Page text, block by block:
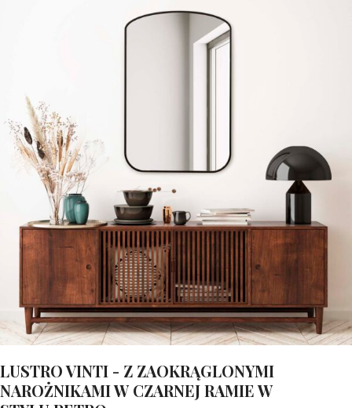
LUSTRO VINTI - Z ZAOKRĄGLONYMI
NAROŻNIKAMI W CZARNEJ RAMIE W